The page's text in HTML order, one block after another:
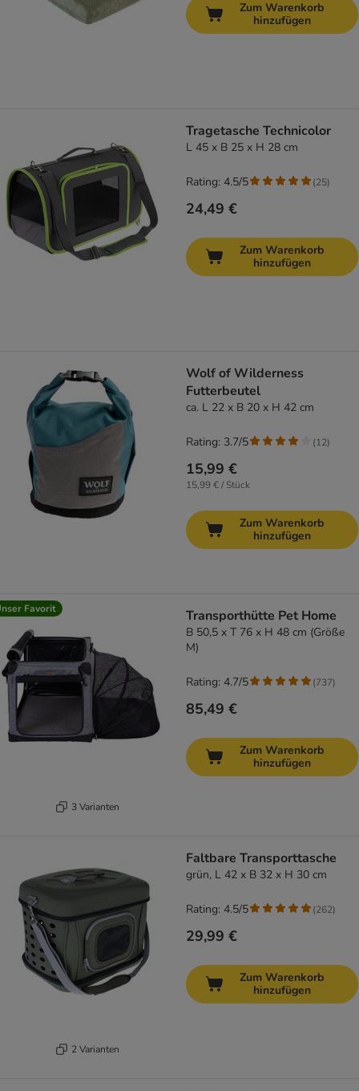
Zum Warenkorb
hinzufügen
Tragetasche Technicolor
L 45 x B 25 x H 28 cm
24,49 €
Rating: 4.5/5 (25)
Zum Warenkorb
hinzufügen
Wolf of Wilderness
Futterbeutel
ca. L 22 x B 20 x H 42 cm
15,99 €
15,99 € / Stück
Rating: 3.7/5 (12)
Zum Warenkorb
hinzufügen
Favorit
3 Varianten
Transporthütte Pet Home
B 50,5 x T 76 x H 48 cm (Größe
M)
85,49 €
Rating: 4.7/5 (737)
Zum Warenkorb
hinzufügen
2 Varianten
Faltbare Transporttasche
grün, L 42 x B 32 x H 30 cm
29,99 €
Rating: 4.5/5 (262)
Zum Warenkorb
hinzufügen